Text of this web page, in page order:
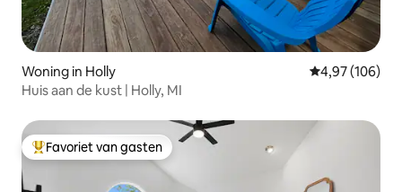
Woning in Holly Gemiddelde
4,97 (106)
Huis aan de kust | Holly, MI
Topfavoriet van gasten
Favoriet van gasten